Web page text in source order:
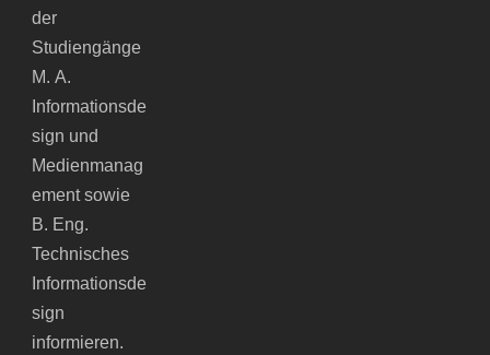
der
Studiengänge
M. A.
Informationsde
sign und
Medienmanag
ement sowie
B. Eng.
Technisches
Informationsde
sign
informieren.